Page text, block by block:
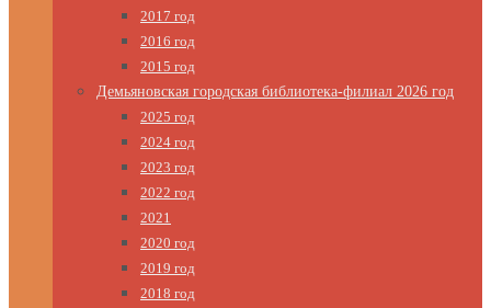
2017 год
2016 год
2015 год
Демьяновская городская библиотека-филиал 2026 год
2025 год
2024 год
2023 год
2022 год
2021
2020 год
2019 год
2018 год